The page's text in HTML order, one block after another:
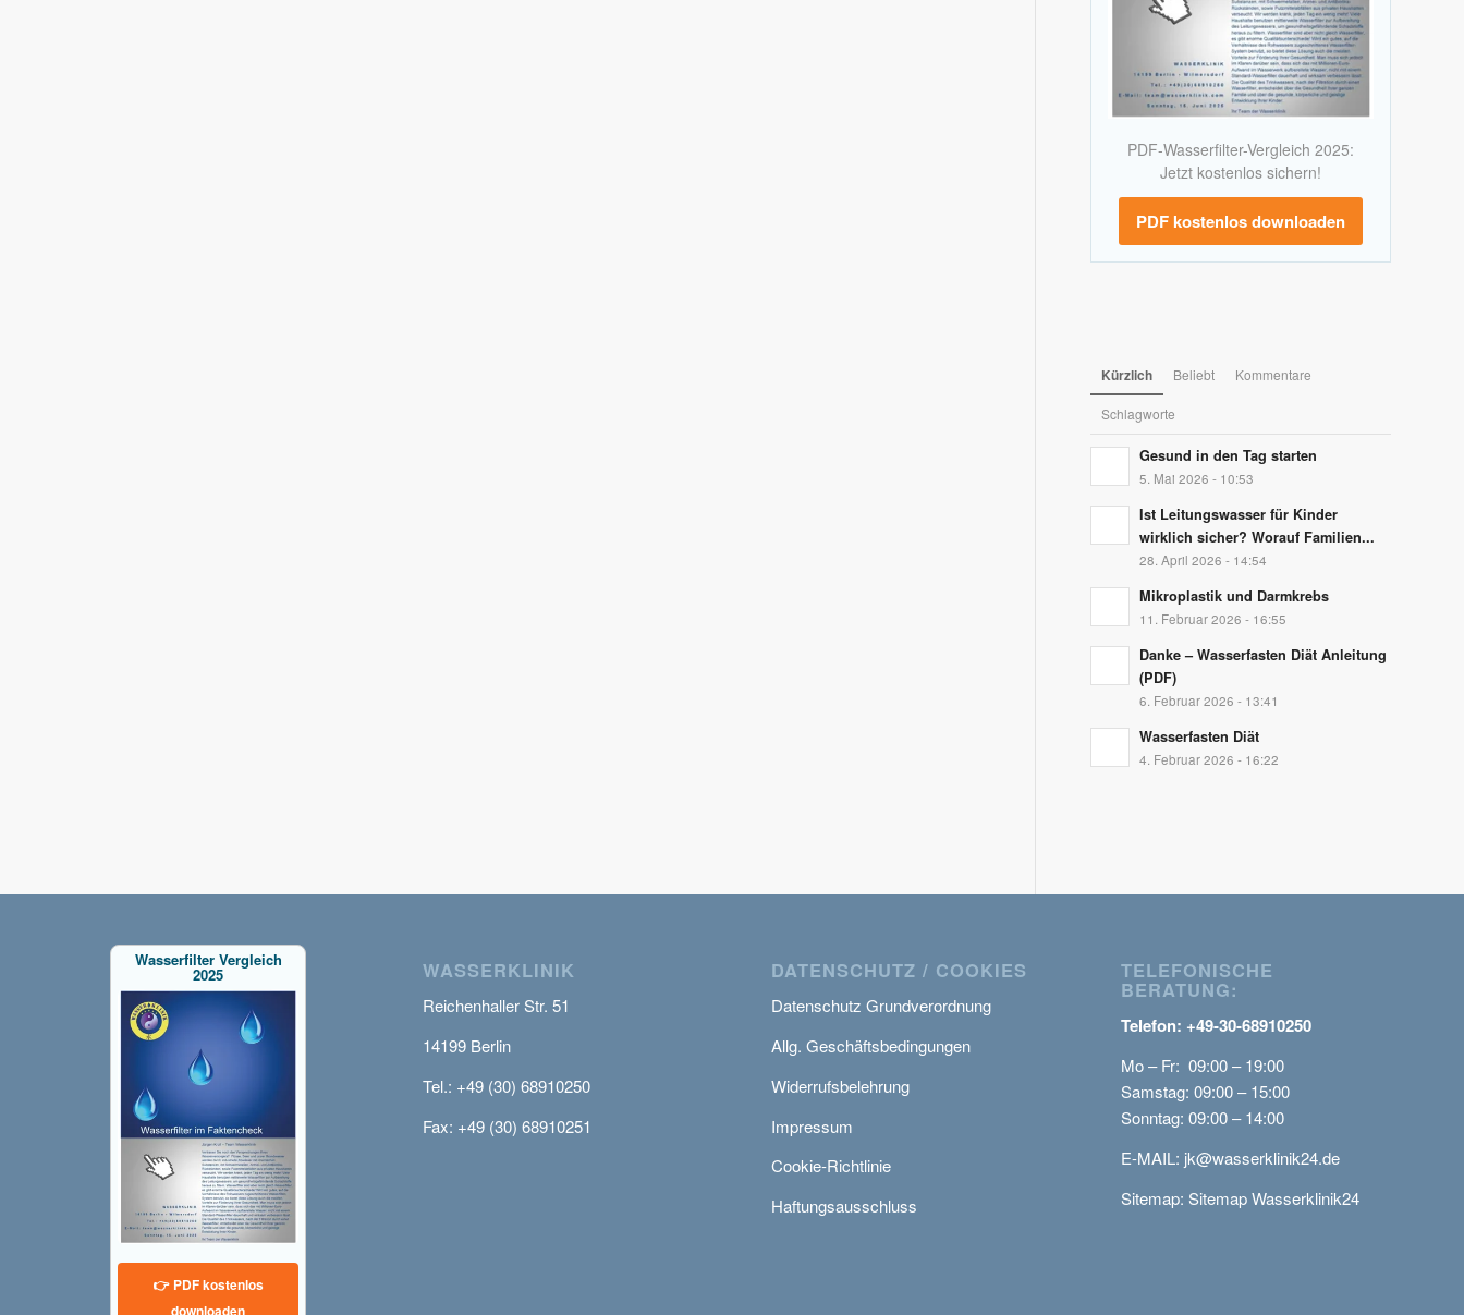
PDF-Wasserfilter-Vergleich 2025:
Jetzt kostenlos sichern!
PDF kostenlos downloaden
Kürzlich Beliebt Kommentare
Schlagworte
Gesund in den Tag starten
5. Mai 2026 - 10:53
Ist Leitungswasser für Kinder
wirklich sicher? Worauf Familien...
28. April 2026 - 14:54
Mikroplastik und Darmkrebs
11. Februar 2026 - 16:55
Danke – Wasserfasten Diät Anleitung
(PDF)
6. Februar 2026 - 13:41
Wasserfasten Diät
4. Februar 2026 - 16:22
Wasserfilter Vergleich
2025
👉 PDF kostenlos
downloaden
WASSERKLINIK
Reichenhaller Str. 51
14199 Berlin
Tel.: +49 (30) 68910250
Fax: +49 (30) 68910251
DATENSCHUTZ / COOKIES
Datenschutz Grundverordnung
Allg. Geschäftsbedingungen
Widerrufsbelehrung
Impressum
Cookie-Richtlinie
Haftungsausschluss
TELEFONISCHE
BERATUNG:
Telefon: +49-30-68910250
Mo – Fr: 09:00 – 19:00
Samstag: 09:00 – 15:00
Sonntag: 09:00 – 14:00
E-MAIL: jk@wasserklinik24.de
Sitemap: Sitemap Wasserklinik24